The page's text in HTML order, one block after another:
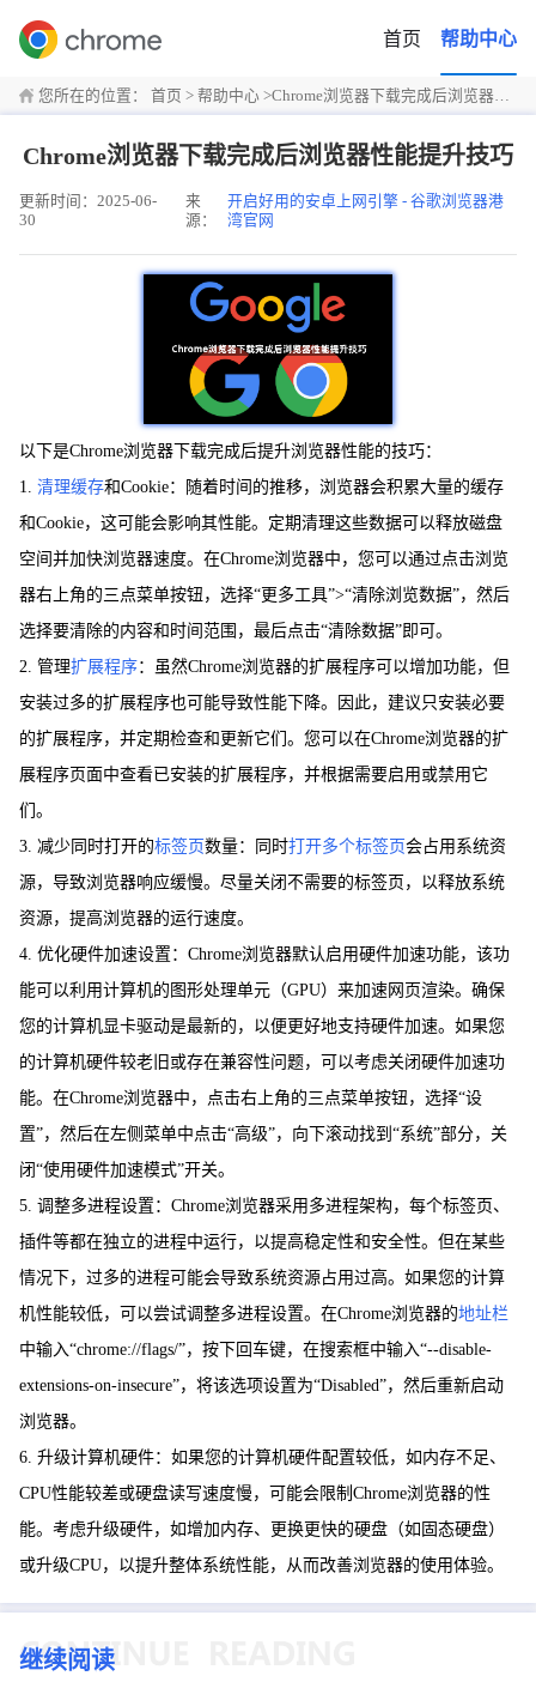
首页 帮助中心
您所在的位置： 首页 > 帮助中心 >Chrome浏览器下载完成后浏览器性能提升技巧
Chrome浏览器下载完成后浏览器性能提升技巧
更新时间：2025-06-
30
来
源：
开启好用的安卓上网引擎 - 谷歌浏览器港
湾官网
以下是Chrome浏览器下载完成后提升浏览器性能的技巧：
1. 清理缓存和Cookie：随着时间的推移，浏览器会积累大量的缓存
和Cookie，这可能会影响其性能。定期清理这些数据可以释放磁盘
空间并加快浏览器速度。在Chrome浏览器中，您可以通过点击浏览
器右上角的三点菜单按钮，选择“更多工具”>“清除浏览数据”，然后
选择要清除的内容和时间范围，最后点击“清除数据”即可。
2. 管理扩展程序：虽然Chrome浏览器的扩展程序可以增加功能，但
安装过多的扩展程序也可能导致性能下降。因此，建议只安装必要
的扩展程序，并定期检查和更新它们。您可以在Chrome浏览器的扩
展程序页面中查看已安装的扩展程序，并根据需要启用或禁用它
们。
3. 减少同时打开的标签页数量：同时打开多个标签页会占用系统资
源，导致浏览器响应缓慢。尽量关闭不需要的标签页，以释放系统
资源，提高浏览器的运行速度。
4. 优化硬件加速设置：Chrome浏览器默认启用硬件加速功能，该功
能可以利用计算机的图形处理单元（GPU）来加速网页渲染。确保
您的计算机显卡驱动是最新的，以便更好地支持硬件加速。如果您
的计算机硬件较老旧或存在兼容性问题，可以考虑关闭硬件加速功
能。在Chrome浏览器中，点击右上角的三点菜单按钮，选择“设
置”，然后在左侧菜单中点击“高级”，向下滚动找到“系统”部分，关
闭“使用硬件加速模式”开关。
5. 调整多进程设置：Chrome浏览器采用多进程架构，每个标签页、
插件等都在独立的进程中运行，以提高稳定性和安全性。但在某些
情况下，过多的进程可能会导致系统资源占用过高。如果您的计算
机性能较低，可以尝试调整多进程设置。在Chrome浏览器的地址栏
中输入“chrome://flags/”，按下回车键，在搜索框中输入“--disable-
extensions-on-insecure”，将该选项设置为“Disabled”，然后重新启动
浏览器。
6. 升级计算机硬件：如果您的计算机硬件配置较低，如内存不足、
CPU性能较差或硬盘读写速度慢，可能会限制Chrome浏览器的性
能。考虑升级硬件，如增加内存、更换更快的硬盘（如固态硬盘）
或升级CPU，以提升整体系统性能，从而改善浏览器的使用体验。
继续阅读